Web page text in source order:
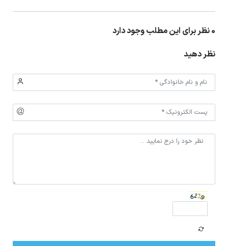
0 نظر برای این مطلب وجود دارد
نظر دهید